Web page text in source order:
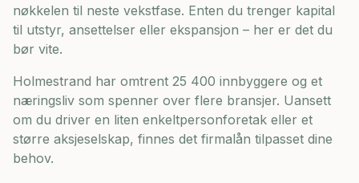
nøkkelen til neste vekstfase. Enten du trenger kapital
til utstyr, ansettelser eller ekspansjon – her er det du
bør vite.
Holmestrand har omtrent 25 400 innbyggere og et
næringsliv som spenner over flere bransjer. Uansett
om du driver en liten enkeltpersonforetak eller et
større aksjeselskap, finnes det firmalån tilpasset dine
behov.